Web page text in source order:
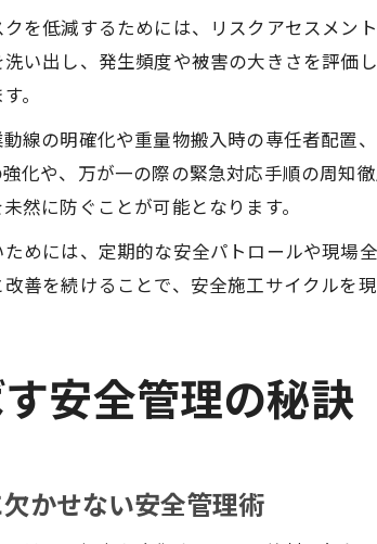
を低減するためには、リスクアセスメン
い出し、発生頻度や被害の大きさを評価
。
線の明確化や重量物搬入時の専任者配置
化や、万が一の際の緊急対応手順の周知
然に防ぐことが可能となります。
めには、定期的な安全パトロールや現
善を続けることで、安全施工サイクルを
安全管理の秘訣
かせない安全管理術